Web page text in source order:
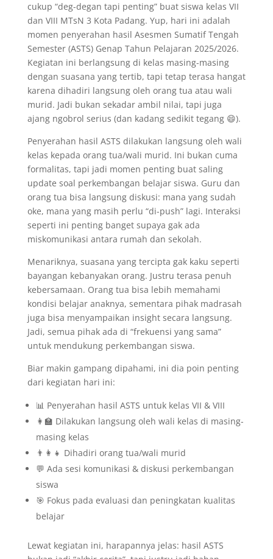
cukup “deg-degan tapi penting” buat siswa kelas VII
dan VIII MTsN 3 Kota Padang. Yup, hari ini adalah
momen penyerahan hasil Asesmen Sumatif Tengah
Semester (ASTS) Genap Tahun Pelajaran 2025/2026.
Kegiatan ini berlangsung di kelas masing-masing
dengan suasana yang tertib, tapi tetap terasa hangat
karena dihadiri langsung oleh orang tua atau wali
murid. Jadi bukan sekadar ambil nilai, tapi juga
ajang ngobrol serius (dan kadang sedikit tegang 😄).
Penyerahan hasil ASTS dilakukan langsung oleh wali
kelas kepada orang tua/wali murid. Ini bukan cuma
formalitas, tapi jadi momen penting buat saling
update soal perkembangan belajar siswa. Guru dan
orang tua bisa langsung diskusi: mana yang sudah
oke, mana yang masih perlu “di-push” lagi. Interaksi
seperti ini penting banget supaya gak ada
miskomunikasi antara rumah dan sekolah.
Menariknya, suasana yang tercipta gak kaku seperti
bayangan kebanyakan orang. Justru terasa penuh
kebersamaan. Orang tua bisa lebih memahami
kondisi belajar anaknya, sementara pihak madrasah
juga bisa menyampaikan insight secara langsung.
Jadi, semua pihak ada di “frekuensi yang sama”
untuk mendukung perkembangan siswa.
Biar makin gampang dipahami, ini dia poin penting
dari kegiatan hari ini:
📊 Penyerahan hasil ASTS untuk kelas VII & VIII
👩‍🏫 Dilakukan langsung oleh wali kelas di masing-
masing kelas
👨‍👩‍👧 Dihadiri orang tua/wali murid
💬 Ada sesi komunikasi & diskusi perkembangan
siswa
🎯 Fokus pada evaluasi dan peningkatan kualitas
belajar
Lewat kegiatan ini, harapannya jelas: hasil ASTS